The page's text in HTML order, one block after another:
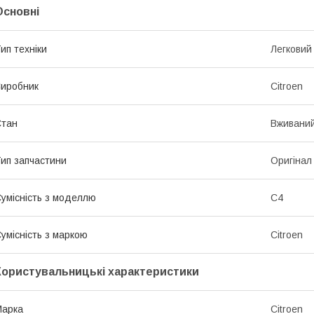
техніки
Citroen
запчастини Оригінал
з моделлю C4
з маркою Citroen
характеристики
Citroen